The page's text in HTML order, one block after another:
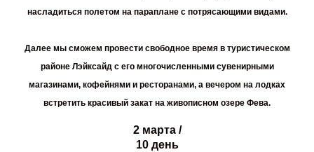
насладиться полетом на параплане с потрясающими видами.
Далее мы сможем провести свободное время в туристическом
районе Лэйксайд с его многочисленными сувенирными
магазинами, кофейнями и ресторанами, а вечером на лодках
встретить красивый закат на живописном озере Фева.
2 марта /
10 день